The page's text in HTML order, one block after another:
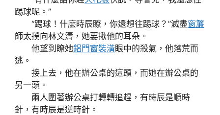
踢球呢。”
“踢球！什麼時辰瞭，你還想往踢球？”滅盡窗簾
師太撲向林文濤，她要揪他的耳朵。
他望到瞭她鋁門窗裝潢眼中的殺氣，他落荒而
逃。
接上去，他在辦公桌的這頭，而她在辦公桌的
另一頭。
兩人圍著辦公桌打轉轉追趕，有時辰是順時
針，有時辰是逆時針。